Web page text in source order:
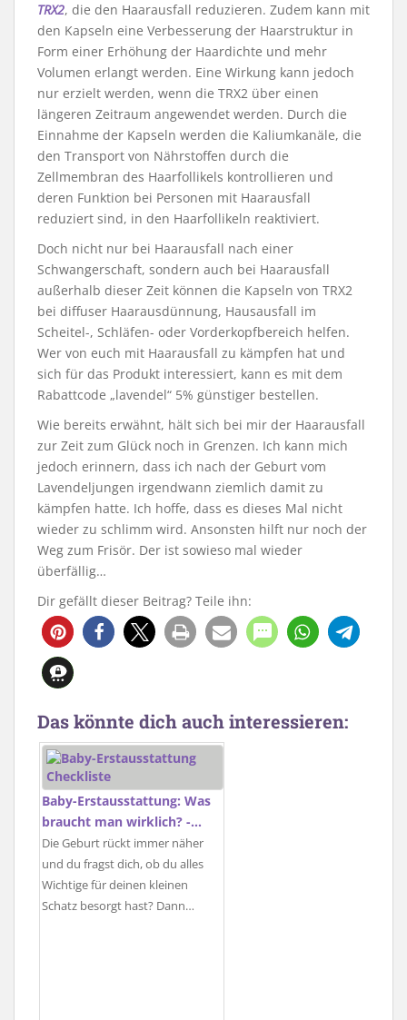
TRX2, die den Haarausfall reduzieren. Zudem kann mit
den Kapseln eine Verbesserung der Haarstruktur in
Form einer Erhöhung der Haardichte und mehr
Volumen erlangt werden. Eine Wirkung kann jedoch
nur erzielt werden, wenn die TRX2 über einen
längeren Zeitraum angewendet werden. Durch die
Einnahme der Kapseln werden die Kaliumkanäle, die
den Transport von Nährstoffen durch die
Zellmembran des Haarfollikels kontrollieren und
deren Funktion bei Personen mit Haarausfall
reduziert sind, in den Haarfollikeln reaktiviert.
Doch nicht nur bei Haarausfall nach einer
Schwangerschaft, sondern auch bei Haarausfall
außerhalb dieser Zeit können die Kapseln von TRX2
bei diffuser Haarausdünnung, Hausausfall im
Scheitel-, Schläfen- oder Vorderkopfbereich helfen.
Wer von euch mit Haarausfall zu kämpfen hat und
sich für das Produkt interessiert, kann es mit dem
Rabattcode „lavendel“ 5% günstiger bestellen.
Wie bereits erwähnt, hält sich bei mir der Haarausfall
zur Zeit zum Glück noch in Grenzen. Ich kann mich
jedoch erinnern, dass ich nach der Geburt vom
Lavendeljungen irgendwann ziemlich damit zu
kämpfen hatte. Ich hoffe, dass es dieses Mal nicht
wieder zu schlimm wird. Ansonsten hilft nur noch der
Weg zum Frisör. Der ist sowieso mal wieder
überfällig…
Dir gefällt dieser Beitrag? Teile ihn:
Das könnte dich auch interessieren:
Baby-Erstausstattung: Was
braucht man wirklich? -…
Die Geburt rückt immer näher
und du fragst dich, ob du alles
Wichtige für deinen kleinen
Schatz besorgt hast? Dann…